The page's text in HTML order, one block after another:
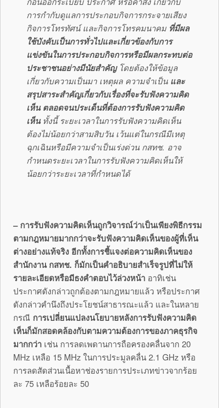
การกำกับดูแลการประกอบกิจการกระจายเสียง
กิจการโทรทัศน์ และกิจการโทรคมนาคม ที่มีผล
ใช้บังคับเป็นการทั่วไปและเกี่ยวข้องกับการ
แข่งขันในการประกอบกิจการหรือมีผลกระทบต่อ
ประชาชนอย่างมีนัยสำคัญโดยต้องให้ข้อมูล
เกี่ยวกับความเป็นมา เหตุผล ความจำเป็น และ
สรุปสาระสำคัญเกี่ยวกับเรื่องที่จะรับฟังความคิด
เห็น ตลอดจนประเด็นที่ต้องการรับฟังความคิด
เห็นทั้งนี้ ระยะเวลาในการรับฟังความคิดเห็น
ต้องไม่น้อยกว่าสามสิบวัน เว้นแต่ในกรณีมีเหตุ
ฉุกเฉินหรือมีความจำเป็นเร่งด่วน กสทช. อาจ
กำหนดระยะเวลาในการรับฟังความคิดเห็นให้
น้อยกว่าระยะเวลาที่กำหนดได้
– การรับฟังความคิดเห็นถูกวิจารณ์ว่าเป็นเพียงพิธีกรรม
ตามกฎหมายมากกว่าจะรับฟังความคิดเห็นของผู้ที่เห็น
ต่างอย่างแท้จริง อีกทั้งการชี้แจงต่อความคิดเห็นของ
สำนักงาน กสทช. ก็มักเป็นคำอธิบายสำเร็จรูปที่ไม่ให้
รายละเอียดหรือมีธงคำตอบไว้ล่วงหน้า อาทิเช่น
ประกาศดังกล่าวถูกต้องตามกฎหมายแล้ว หรือประกาศ
ดังกล่าวคำนึงถึงประโยชน์สาธารณะแล้ว และในหลาย
กรณี การเปลี่ยนแปลงนโยบายหลังการรับฟังความคิด
เห็นก็มักสอดคล้องกับตามความต้องการของภาคธุรกิจ
มากกว่า เช่น การลดเพดานการถือครองคลื่นจาก 20
MHz เหลือ 15 MHz ในการประมูลคลื่น 2.1 GHz หรือ
การลดสัดส่วนเนื้อหาช่องรายการประเภทข่าวจากร้อย
ละ 75 เหลือร้อยละ 50